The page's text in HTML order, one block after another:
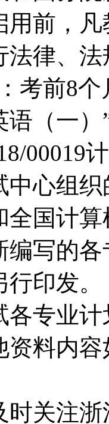
用前，
法律、
考前8
语（一
中心组
全国计
编写的
印发。
各专业
资料内
时关注